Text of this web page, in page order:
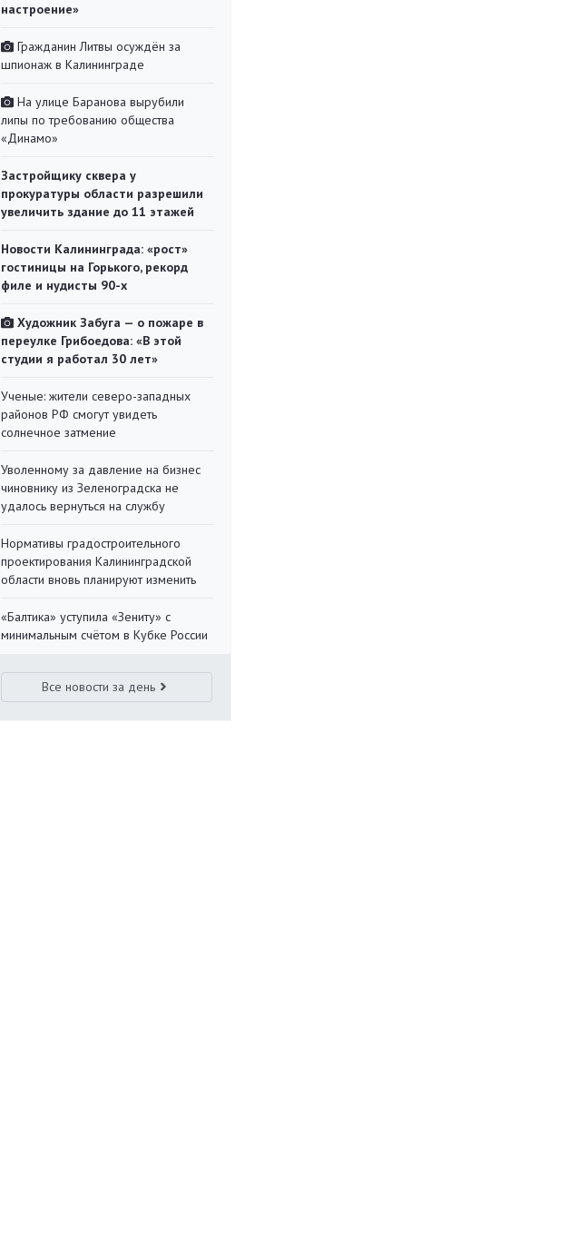
настроение»
Гражданин Литвы осуждён за
шпионаж в Калининграде
На улице Баранова вырубили
липы по требованию общества
«Динамо»
Застройщику сквера у
прокуратуры области разрешили
увеличить здание до 11 этажей
Новости Калининграда: «рост»
гостиницы на Горького, рекорд
филе и нудисты 90-х
Художник Забуга — о пожаре в
переулке Грибоедова: «В этой
студии я работал 30 лет»
Ученые: жители северо-западных
районов РФ смогут увидеть
солнечное затмение
Уволенному за давление на бизнес
чиновнику из Зеленоградска не
удалось вернуться на службу
Нормативы градостроительного
проектирования Калининградской
области вновь планируют изменить
«Балтика» уступила «Зениту» с
минимальным счётом в Кубке России
Все новости за день